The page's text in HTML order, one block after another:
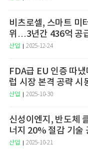
비츠로셀, 스마트 미
위…3년간 436억 공
산업 2025-12-24
FDA급 EU 인증 따
럽 시장 본격 공략 시
산업 2025-10-30
신성이엔지, 반도체
너지 20% 절감 기술
산업 2025-10-21